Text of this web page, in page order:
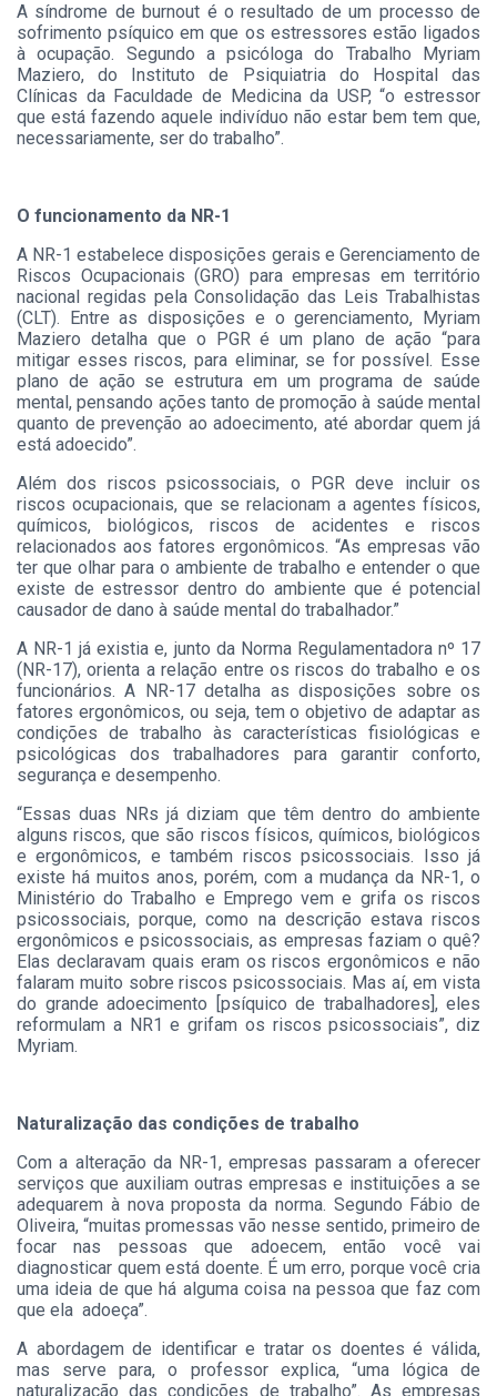
A síndrome de burnout é o resultado de um processo de
sofrimento psíquico em que os estressores estão ligados
à ocupação. Segundo a psicóloga do Trabalho Myriam
Maziero, do Instituto de Psiquiatria do Hospital das
Clínicas da Faculdade de Medicina da USP, “o estressor
que está fazendo aquele indivíduo não estar bem tem que,
necessariamente, ser do trabalho”.
O funcionamento da NR-1
A NR-1 estabelece disposições gerais e Gerenciamento de
Riscos Ocupacionais (GRO) para empresas em território
nacional regidas pela Consolidação das Leis Trabalhistas
(CLT). Entre as disposições e o gerenciamento, Myriam
Maziero detalha que o PGR é um plano de ação “para
mitigar esses riscos, para eliminar, se for possível. Esse
plano de ação se estrutura em um programa de saúde
mental, pensando ações tanto de promoção à saúde mental
quanto de prevenção ao adoecimento, até abordar quem já
está adoecido”.
Além dos riscos psicossociais, o PGR deve incluir os
riscos ocupacionais, que se relacionam a agentes físicos,
químicos, biológicos, riscos de acidentes e riscos
relacionados aos fatores ergonômicos. “As empresas vão
ter que olhar para o ambiente de trabalho e entender o que
existe de estressor dentro do ambiente que é potencial
causador de dano à saúde mental do trabalhador.”
A NR-1 já existia e, junto da Norma Regulamentadora nº 17
(NR-17), orienta a relação entre os riscos do trabalho e os
funcionários. A NR-17 detalha as disposições sobre os
fatores ergonômicos, ou seja, tem o objetivo de adaptar as
condições de trabalho às características fisiológicas e
psicológicas dos trabalhadores para garantir conforto,
segurança e desempenho.
“Essas duas NRs já diziam que têm dentro do ambiente
alguns riscos, que são riscos físicos, químicos, biológicos
e ergonômicos, e também riscos psicossociais. Isso já
existe há muitos anos, porém, com a mudança da NR-1, o
Ministério do Trabalho e Emprego vem e grifa os riscos
psicossociais, porque, como na descrição estava riscos
ergonômicos e psicossociais, as empresas faziam o quê?
Elas declaravam quais eram os riscos ergonômicos e não
falaram muito sobre riscos psicossociais. Mas aí, em vista
do grande adoecimento [psíquico de trabalhadores], eles
reformulam a NR1 e grifam os riscos psicossociais”, diz
Myriam.
Naturalização das condições de trabalho
Com a alteração da NR-1, empresas passaram a oferecer
serviços que auxiliam outras empresas e instituições a se
adequarem à nova proposta da norma. Segundo Fábio de
Oliveira, “muitas promessas vão nesse sentido, primeiro de
focar nas pessoas que adoecem, então você vai
diagnosticar quem está doente. É um erro, porque você cria
uma ideia de que há alguma coisa na pessoa que faz com
que ela adoeça”.
A abordagem de identificar e tratar os doentes é válida,
mas serve para, o professor explica, “uma lógica de
naturalização das condições de trabalho”. As empresas